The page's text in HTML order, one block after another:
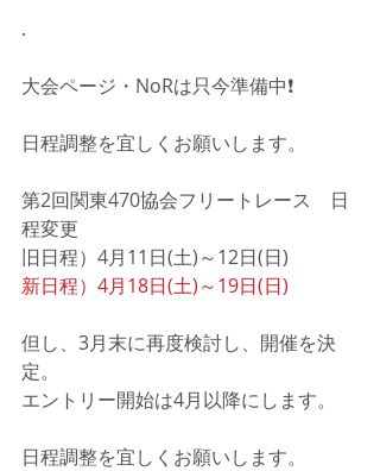
.
大会ページ・NoRは只今準備中❗️
日程調整を宜しくお願いします。
第2回関東470協会フリートレース　日
程変更
旧日程）4月11日(土)～12日(日)
新日程）4月18日(土)～19日(日)
但し、3月末に再度検討し、開催を決
定。
エントリー開始は4月以降にします。
日程調整を宜しくお願いします。